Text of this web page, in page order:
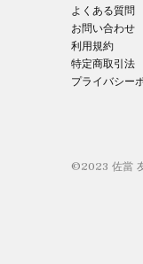
よくある質問
お問い合わせ
利用規約
特定商取引法
プライバシー
©2023 佐當